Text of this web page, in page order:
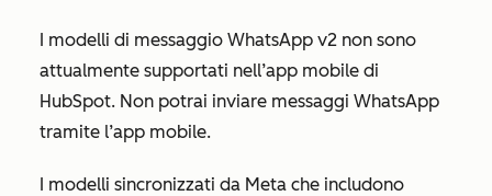
I modelli di messaggio WhatsApp v2 non sono
attualmente supportati nell’app mobile di
HubSpot. Non potrai inviare messaggi WhatsApp
tramite l’app mobile.
I modelli sincronizzati da Meta che includono